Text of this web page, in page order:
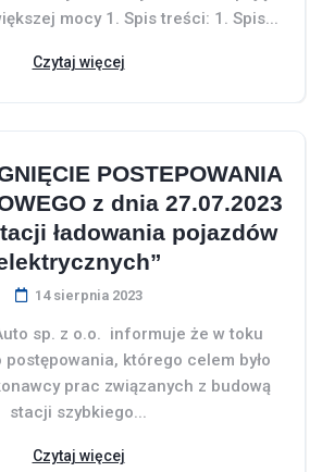
mocy 1. Spis treści: 1. Spis...
Czytaj więcej
POSTEPOWANIA
z dnia 27.07.2023
ładowania pojazdów
14 sierpnia 2023
sp. z o.o. informuje że w toku
którego celem było
prac związanych z budową
stacji szybkiego...
Czytaj więcej